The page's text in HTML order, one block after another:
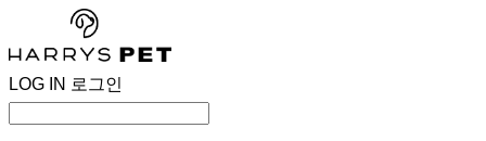
LOG IN 로그인